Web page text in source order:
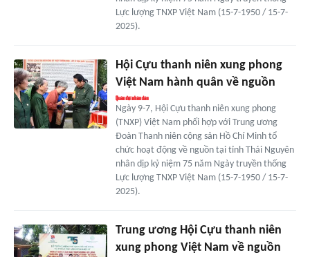
Lực lượng TNXP Việt Nam (15-7-1950 / 15-7-
2025).
Hội Cựu thanh niên xung phong
Việt Nam hành quân về nguồn
Ngày 9-7, Hội Cựu thanh niên xung phong
(TNXP) Việt Nam phối hợp với Trung ương
Đoàn Thanh niên cộng sản Hồ Chí Minh tổ
chức hoạt động về nguồn tại tỉnh Thái Nguyên
nhân dịp kỷ niệm 75 năm Ngày truyền thống
Lực lượng TNXP Việt Nam (15-7-1950 / 15-7-
2025).
Trung ương Hội Cựu thanh niên
xung phong Việt Nam về nguồn